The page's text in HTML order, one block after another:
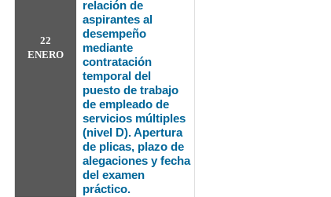
22
ENERO
relación de
aspirantes al
desempeño
mediante
contratación
temporal del
puesto de trabajo
de empleado de
servicios múltiples
(nivel D). Apertura
de plicas, plazo de
alegaciones y fecha
del examen
práctico.